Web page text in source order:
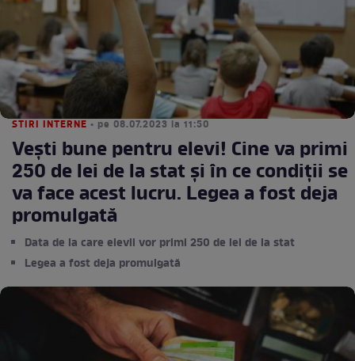
STIRI INTERNE • pe 08.07.2023 la 11:50
Vești bune pentru elevi! Cine va primi
250 de lei de la stat și în ce condiții se
va face acest lucru. Legea a fost deja
promulgată
Data de la care elevii vor primi 250 de lei de la stat
Legea a fost deja promulgată